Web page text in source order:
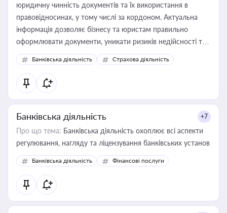
юридичну чинність документів та їх використання в
правовідносинах, у тому числі за кордоном. Актуальна
інформація дозволяє бізнесу та юристам правильно
оформлювати документи, уникати ризиків недійсності та
забезпечувати їх належне прийняття органами влади та
контрагентами
Банківська діяльність Страхова діяльність
Банківська діяльність +7
Про що тема: Банківська діяльність охоплює всі аспекти
регулювання, нагляду та ліцензування банківських установ
Банківська діяльність Фінансові послуги